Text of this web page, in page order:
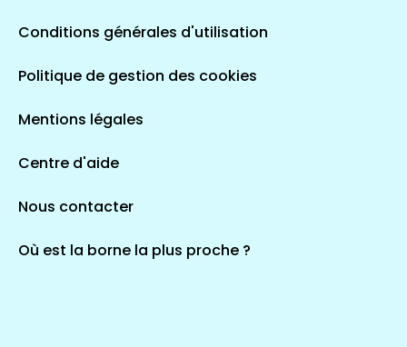
Conditions générales d'utilisation
Politique de gestion des cookies
Mentions légales
Centre d'aide
Nous contacter
Où est la borne la plus proche ?